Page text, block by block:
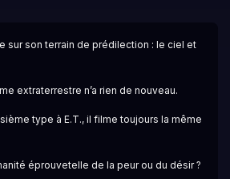
sur son terrain de prédilection : le ciel et
extraterrestre n’a rien de nouveau.
type à E.T., il filme toujours la même
éprouvetelle de la peur ou du désir ?